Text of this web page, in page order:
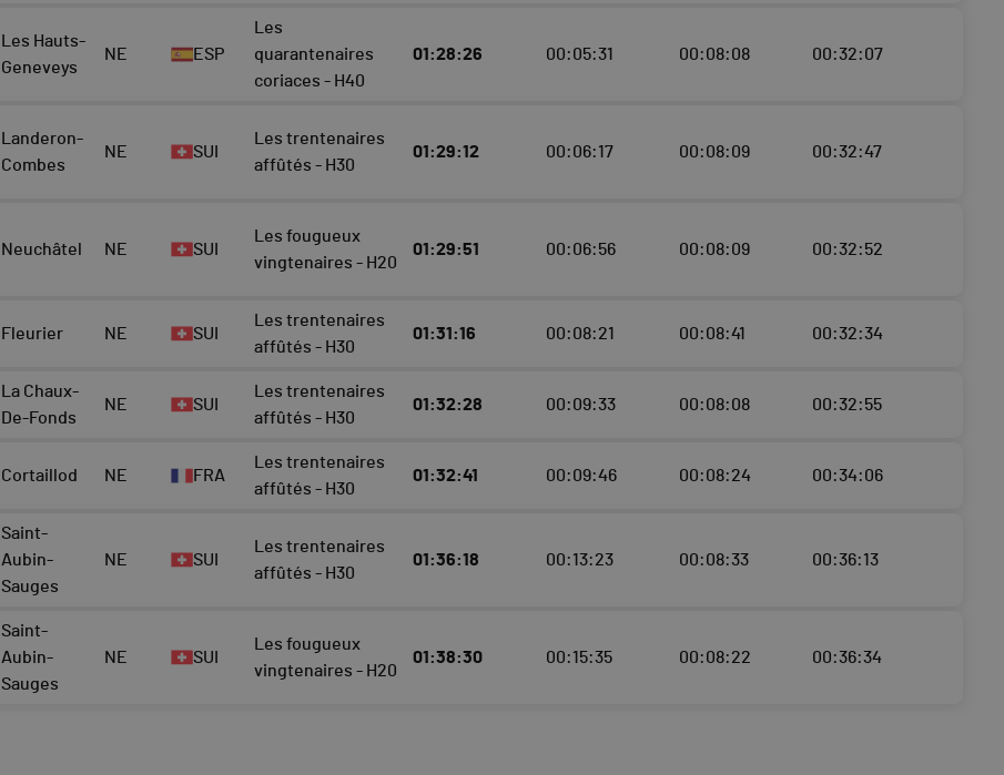
Les Hauts-
Geneveys
NE ESP
Les
quarantenaires
coriaces - H40
01:28:26 00:05:31 00:08:08 00:32:07
Landeron-
Combes
NE SUI
Les trentenaires
affûtés - H30
01:29:12 00:06:17 00:08:09 00:32:47
Neuchâtel NE SUI
Les fougueux
vingtenaires - H20
01:29:51 00:06:56 00:08:09 00:32:52
Fleurier NE SUI
Les trentenaires
affûtés - H30
01:31:16 00:08:21 00:08:41 00:32:34
La Chaux-
De-Fonds
NE SUI
Les trentenaires
affûtés - H30
01:32:28 00:09:33 00:08:08 00:32:55
Cortaillod NE FRA
Les trentenaires
affûtés - H30
01:32:41 00:09:46 00:08:24 00:34:06
Saint-
Aubin-
Sauges
NE SUI
Les trentenaires
affûtés - H30
01:36:18 00:13:23 00:08:33 00:36:13
Saint-
Aubin-
Sauges
NE SUI
Les fougueux
vingtenaires - H20
01:38:30 00:15:35 00:08:22 00:36:34